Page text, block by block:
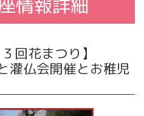
回花まつり】
灌仏会開催とお稚児